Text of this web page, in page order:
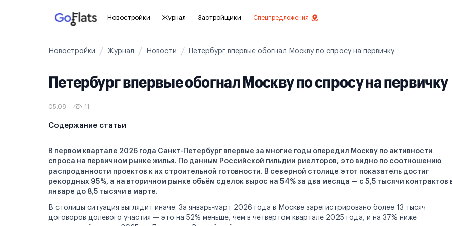
Новостройки
Новостройки в Санкт-Петербурге
Новостройки в Лен. области
Для инвестиций
На карте Апартаменты
3-8 млн ₽ 8-14 млн ₽ от 14 млн ₽
Журнал Застройщики Спецпредложения
Новостройки Журнал Новости Петербург впервые обогнал Москву по спросу на первичку
Петербург впервые обогнал Москву по спросу на первичку
05.08 11
Содержание статьи
В первом квартале 2026 года Санкт-Петербург впервые за многие годы опередил Москву по активности
спроса на первичном рынке жилья. По данным Российской гильдии риелторов, это видно по соотношению
распроданности проектов к их строительной готовности. В северной столице этот показатель достиг
рекордных 95%, а на вторичном рынке объём сделок вырос на 54% за два месяца — с 5,5 тысячи контрактов
январе до 8,5 тысячи в марте.
В столицы ситуация выглядит иначе. За январь-март 2026 года в Москве зарегистрировано более 13 тысяч
договоров долевого участия — это на 52% меньше, чем в четвёртом квартале 2025 года, и на 37% ниже